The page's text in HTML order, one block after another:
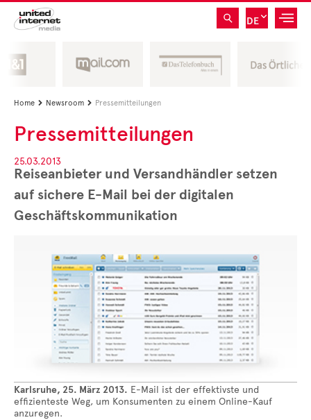
DE
Home  Newsroom  Pressemitteilungen
Pressemitteilungen
25.03.2013
Reiseanbieter und Versandhändler setzen
auf sichere E-Mail bei der digitalen
Geschäftskommunikation
Karlsruhe, 25. März 2013. E-Mail ist der effektivste und
effizienteste Weg, um Konsumenten zu einem Online-Kauf
anzuregen.